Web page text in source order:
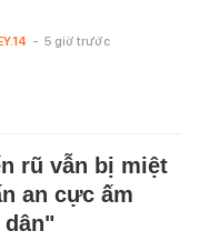
- 5 giờ trước
rũ vẫn bị miệt
an cực ấm
dân"